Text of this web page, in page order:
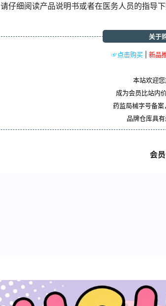
请仔细阅读产品说明书或者在医务人员的指导
☞点击购买 新品
关于
本站欢迎
成为会员比站内
药监局械字号备案
品牌仓库具
会